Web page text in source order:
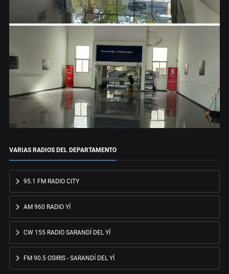
VARIAS RADIOS DEL DEPARTAMENTO
95.1 FM RADIO CITY
AM 960 RADIO YÍ
CW 155 RADIO SARANDÍ DEL YÍ
FM 90.5 OSIRIS - SARANDÍ DEL YÍ